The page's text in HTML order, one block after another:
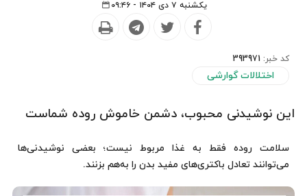
یکشنبه ۷ دی ۱۴۰۴ - ۰۹:۴۶
کد خبر: 393971
اختلالات گوارشی
این نوشیدنی محبوب، دشمن خاموش روده شماست
سلامت روده فقط به غذا مربوط نیست؛ بعضی نوشیدنی‌ها
می‌توانند تعادل باکتری‌های مفید بدن را به‌هم بزنند.